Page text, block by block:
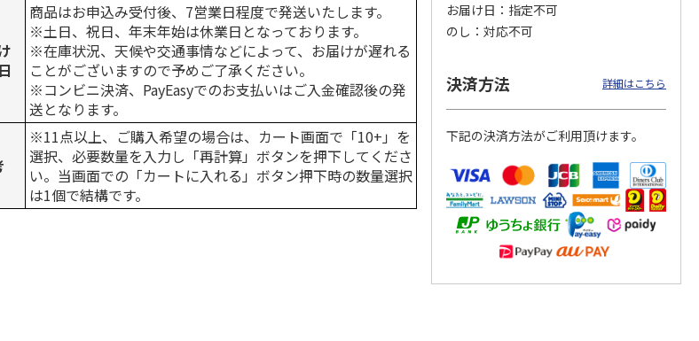
商品はお申込み受付後、7営業日程度で発送いたします。
※土日、祝日、年末年始は休業日となっております。
※在庫状況、天候や交通事情などによって、お届けが遅れる
ことがございますので予めご了承ください。
※コンビニ決済、PayEasyでのお支払いはご入金確認後の発
送となります。
※11点以上、ご購入希望の場合は、カート画面で「10+」を
選択、必要数量を入力し「再計算」ボタンを押下してくださ
い。当画面での「カートに入れる」ボタン押下時の数量選択
は1個で結構です。
お届け日
指定不可
のし
対応不可
決済方法 詳細はこちら
下記の決済方法がご利用頂けます。